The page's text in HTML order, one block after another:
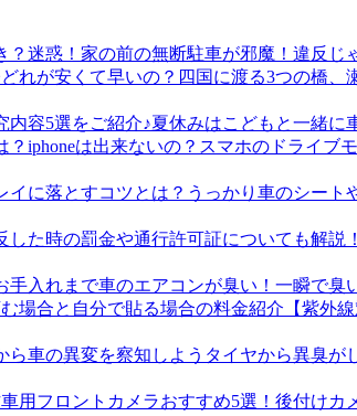
迷惑！家の前の無断駐車が邪魔！違反じ
四国に渡る3つの橋、
夏休みはこどもと一緒に
スマホのドライブ
うっかり車のシート
車のエアコンが臭い！一瞬で臭
【紫外
タイヤから異臭が
車用フロントカメラおすすめ5選！後付けカ